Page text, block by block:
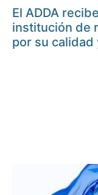
El ADDA
institución de
por su calidad